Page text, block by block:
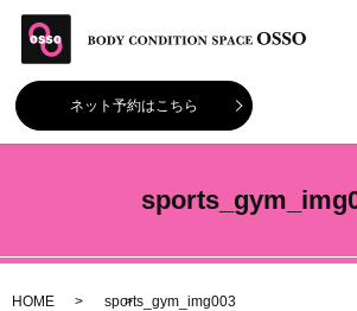
ネット予約はこちら
HOME sports_gym_img003